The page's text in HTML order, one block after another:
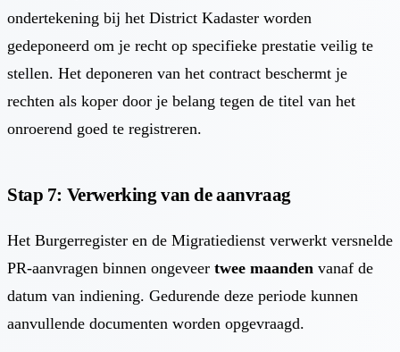
ondertekening bij het District Kadaster worden
gedeponeerd om je recht op specifieke prestatie veilig te
stellen. Het deponeren van het contract beschermt je
rechten als koper door je belang tegen de titel van het
onroerend goed te registreren.
Stap 7: Verwerking van de aanvraag
Het Burgerregister en de Migratiedienst verwerkt versnelde
PR-aanvragen binnen ongeveer twee maanden vanaf de
datum van indiening. Gedurende deze periode kunnen
aanvullende documenten worden opgevraagd.